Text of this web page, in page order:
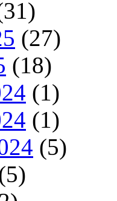
(27)
(18)
(1)
(1)
(5)